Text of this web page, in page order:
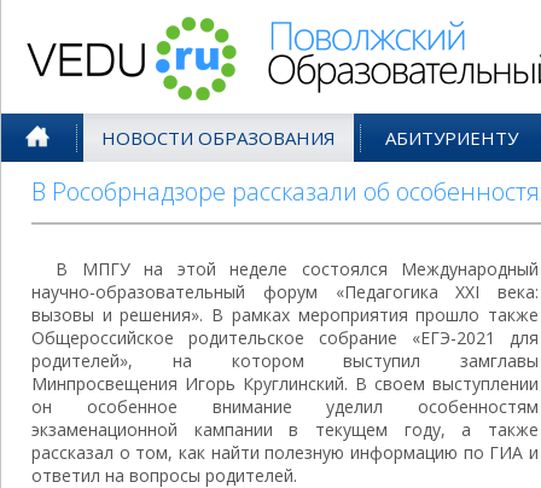
НОВОСТИ ОБРАЗОВАНИЯ АБИТУРИЕНТУ
В Рособрнадзоре рассказали об
В МПГУ на этой неделе состоялся Международный
научно-образовательный форум «Педагогика XXI века:
вызовы и решения». В рамках мероприятия прошло также
Общероссийское родительское собрание «ЕГЭ-2021 для
родителей», на котором выступил замглавы
Минпросвещения Игорь Круглинский. В своем выступлении
он особенное внимание уделил особенностям
экзаменационной кампании в текущем году, а также
рассказал о том, как найти полезную информацию по ГИА и
ответил на вопросы родителей.